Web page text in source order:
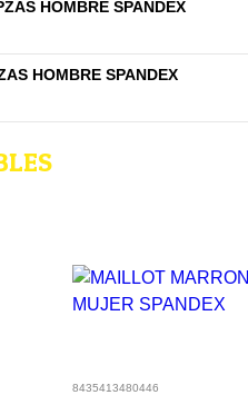
HOMBRE SPANDEX
HOMBRE SPANDEX
8435413480446